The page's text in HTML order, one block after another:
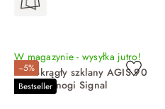
−5%
Bestseller
W magazynie - wysyłka jutro!
Stół okrągły szklany AGIS 90
cm złote nogi Signal